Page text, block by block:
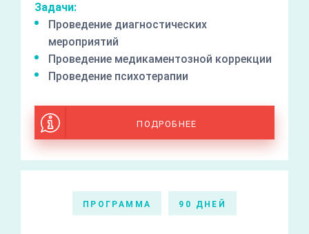
Задачи:
Проведение диагностических
мероприятий
Проведение медикаментозной коррекции
Проведение психотерапии
ПОДРОБНЕЕ
ПРОГРАММА 90 ДНЕЙ